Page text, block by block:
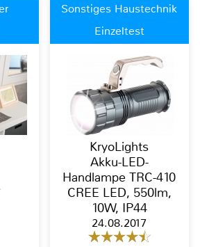
Sonstiges Haustechnik
Einzeltest
KryoLights
Akku-LED-
Handlampe TRC-410
CREE LED, 550lm,
10W, IP44
24.08.2017